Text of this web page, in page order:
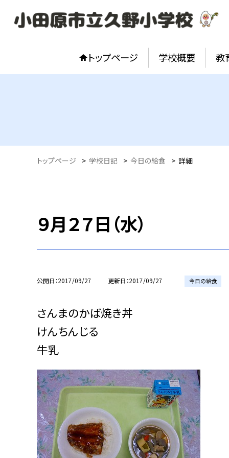
トップページ 学校概要 教
トップページ > 学校日記 > 今日の給食 > 詳細
９月２７日（水）
公開日 2017/09/27 更新日 2017/09/27 今日の給食
さんまのかば焼き丼
けんちんじる
牛乳